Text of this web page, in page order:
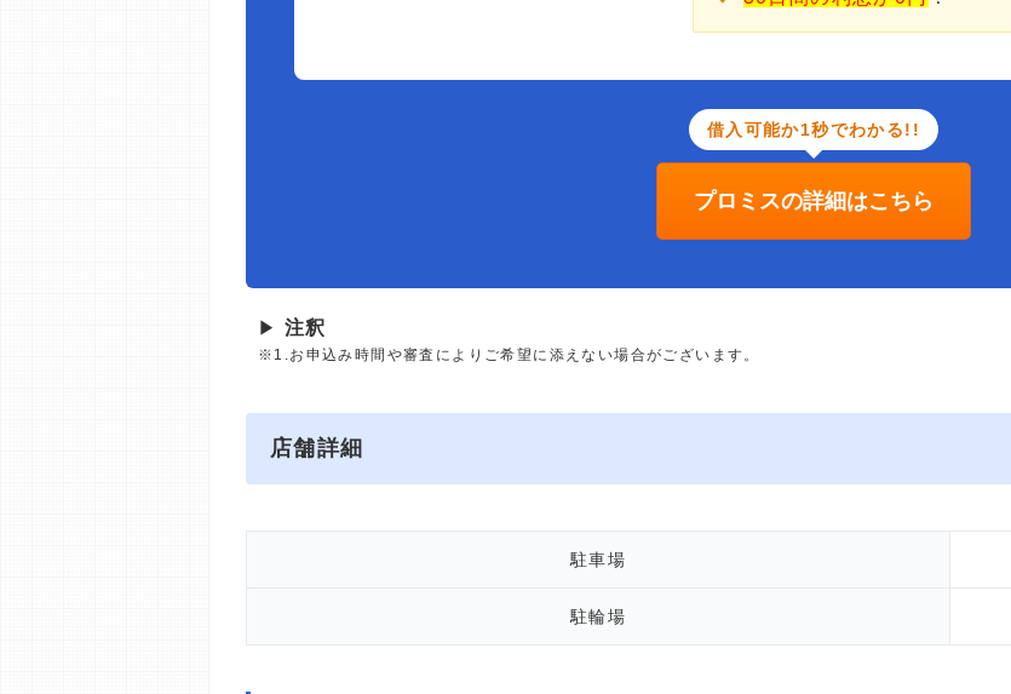
借入可能か1秒でわかる!!
プロミスの詳細はこちら
▶ 注釈
※1.お申込み時間や審査によりご希望に添えない場合がございます。
店舗詳細
駐車場
駐輪場